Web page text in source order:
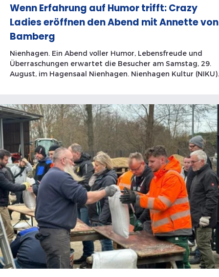
Wenn Erfahrung auf Humor trifft: Crazy
Ladies eröffnen den Abend mit Annette von
Bamberg
Nienhagen. Ein Abend voller Humor, Lebensfreude und
Überraschungen erwartet die Besucher am Samstag, 29.
August, im Hagensaal Nienhagen. Nienhagen Kultur (NIKU)
Frauenkabaretts. Bereits vor dem Hauptprogramm
die Gäste mit den Crazy Ladies ein außergewöhnlicher
Auftakt. Die Senioren-Stepptanzgruppe wurde 2006 von
Borchert-Schröder gegründet. Damals wollte sie